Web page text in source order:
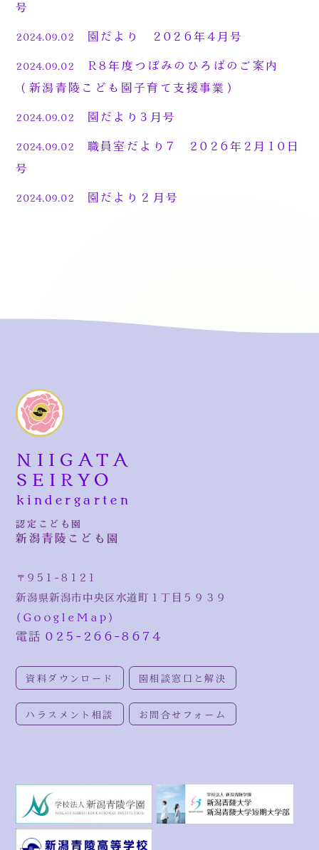
号
2024.09.02 園だより 2026年4月号
2024.09.02
R8年度つぼみのひろばのご案内
（新潟青陵こども園子育て支援事業）
2024.09.02 園だより3月号
2024.09.02
職員室だより7 2026年2月10日
号
2024.09.02 園だより２月号
NIIGATA
SEIRYO
kindergarten
認定こども園
新潟青陵こども園
〒951-8121
新潟県新潟市中央区水道町１丁目５９３９
(GoogleMap)
電話 025-266-8674
資料ダウンロード 園相談窓口と解決
ハラスメント相談 お問合せフォーム